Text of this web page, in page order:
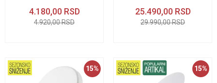
4.180,00 RSD
4.920,00RSD
25.490,00 RSD
29.990,00RSD
15% 15%